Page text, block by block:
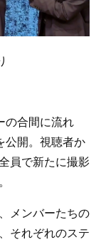
の合間に流れ
公開。視聴者か
員で新たに撮影
メンバーたちの
それぞれのステ